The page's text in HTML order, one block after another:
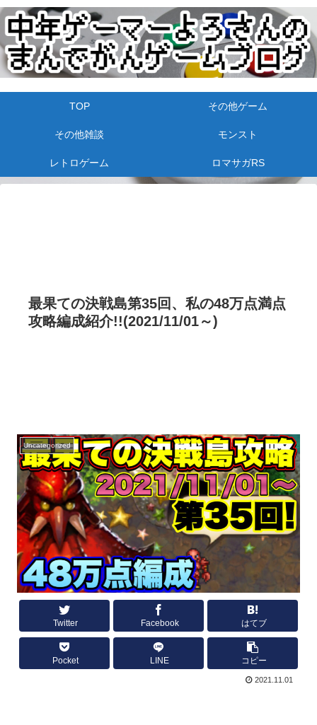
TOP その他ゲーム
その他雑談 モンスト
レトロゲーム ロマサガRS
最果ての決戦島第35回、私の48万点満点
攻略編成紹介!!(2021/11/01～)
Uncategorized
Twitter Facebook はてブ
Pocket LINE コピー
2021.11.01